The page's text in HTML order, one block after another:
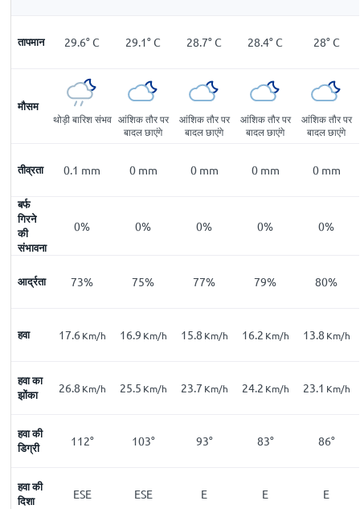
तापमान 29.6°C 29.1°C 28.7°C 28.4°C 28°C
मौसम
थोड़ी बारिश संभव आंशिक तौर पर
बादल छाएंगे
आंशिक तौर पर
बादल छाएंगे
आंशिक तौर पर
बादल छाएंगे
आंशिक तौर पर
बादल छाएंगे
तीव्रता 0.1 mm 0 mm 0 mm 0 mm 0 mm
बर्फ
गिरने
की
संभावना
0% 0% 0% 0% 0%
आर्द्रता 73% 75% 77% 79% 80%
हवा 17.6 Km/h 16.9 Km/h 15.8 Km/h 16.2 Km/h 13.8 Km/h
हवा का
झोंका
26.8 Km/h 25.5 Km/h 23.7 Km/h 24.2 Km/h 23.1 Km/h
हवा की
डिग्री
112° 103° 93° 83° 86°
हवा की
दिशा
ESE ESE E E E